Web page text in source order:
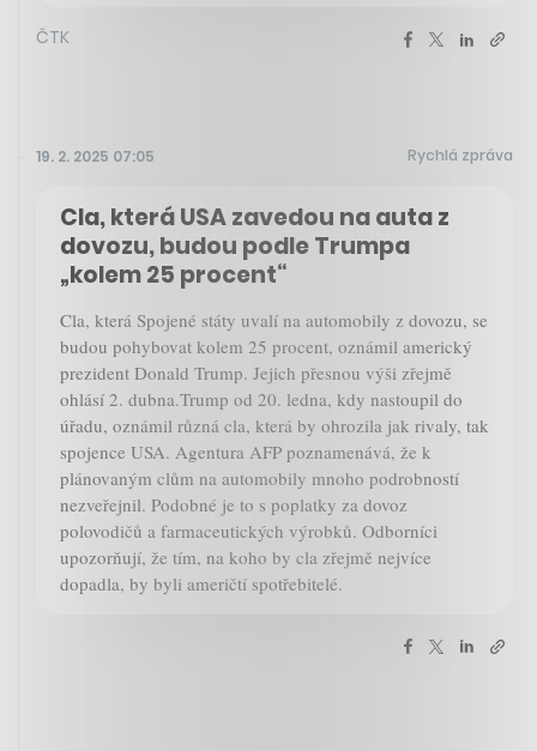
ČTK
19. 2. 2025 07:05 Rychlá zpráva
Cla, která USA zavedou na auta z
dovozu, budou podle Trumpa
„kolem 25 procent“
Cla, která Spojené státy uvalí na automobily z dovozu, se
budou pohybovat kolem 25 procent, oznámil americký
prezident Donald Trump. Jejich přesnou výši zřejmě
ohlásí 2. dubna.Trump od 20. ledna, kdy nastoupil do
úřadu, oznámil různá cla, která by ohrozila jak rivaly, tak
spojence USA. Agentura AFP poznamenává, že k
plánovaným clům na automobily mnoho podrobností
nezveřejnil. Podobné je to s poplatky za dovoz
polovodičů a farmaceutických výrobků. Odborníci
upozorňují, že tím, na koho by cla zřejmě nejvíce
dopadla, by byli američtí spotřebitelé.